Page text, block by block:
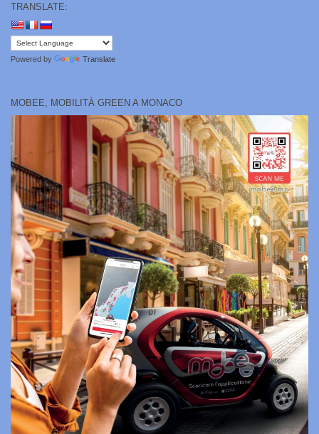
TRANSLATE:
Powered by Translate
MOBEE, MOBILITÀ GREEN A MONACO